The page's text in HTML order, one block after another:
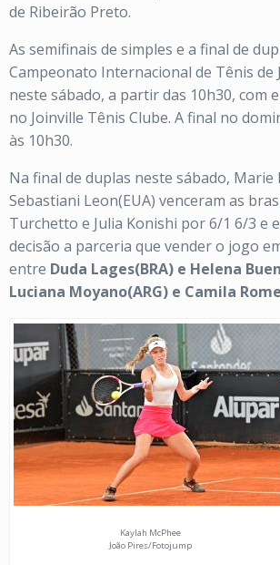
de Ribeirão Preto.
As semifinais de simples e a final de
Campeonato Internacional de Tênis de
neste sábado, a partir das 10h30, com
no Joinville Tênis Clube. A final no
às 10h30.
Na final de duplas neste sábado, Marie
Sebastiani Leon(EUA) venceram as
Turchetto e Julia Konishi por 6/1 6/3 e
decisão a parceria que vender o jogo
entre Duda Lages(BRA) e Helena
Luciana Moyano(ARG) e Camila
Kaylah McPhee
João Pires/Fotojump